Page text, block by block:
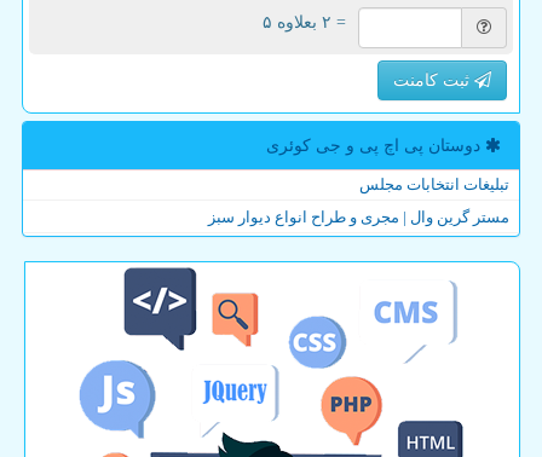
= ۲ بعلاوه ۵
ثبت کامنت
دوستان پی اچ پی و جی كوئری
تبلیغات انتخابات مجلس
مستر گرین وال | مجری و طراح انواع دیوار سبز